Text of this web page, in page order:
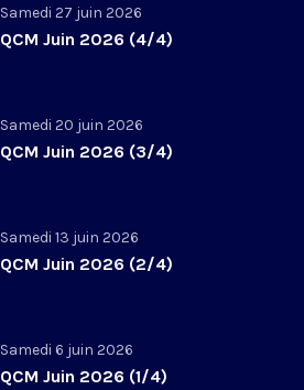
Samedi 27 juin 2026
QCM Juin 2026 (4/4)
Samedi 20 juin 2026
QCM Juin 2026 (3/4)
Samedi 13 juin 2026
QCM Juin 2026 (2/4)
Samedi 6 juin 2026
QCM Juin 2026 (1/4)